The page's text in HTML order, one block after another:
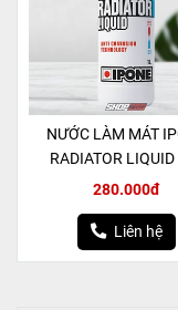
NƯỚC LÀM MÁT
RADIATOR
280.000đ
Liên hệ